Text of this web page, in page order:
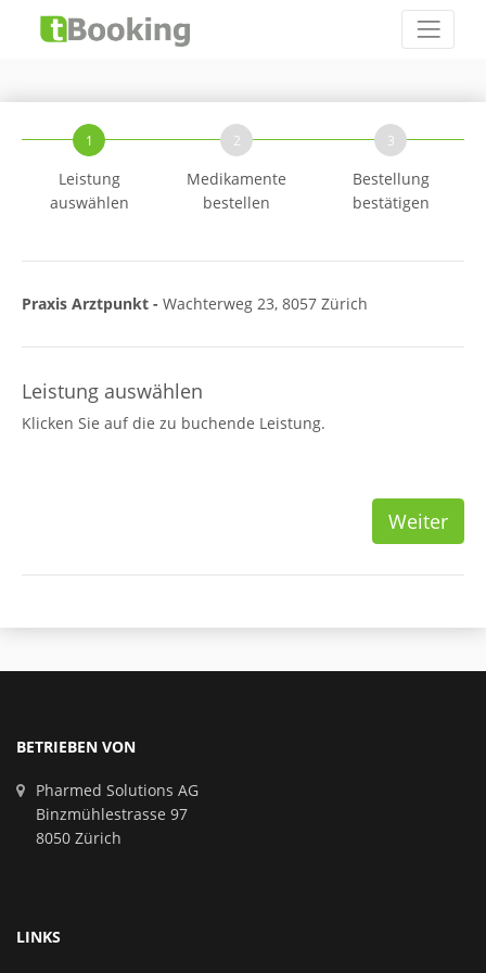
1
Leistung
auswählen
2
Medikamente
bestellen
3
Bestellung
bestätigen
Praxis Arztpunkt - Wachterweg 23, 8057 Zürich
Leistung auswählen
Klicken Sie auf die zu buchende Leistung.
Weiter
BETRIEBEN VON
Pharmed Solutions AG
Binzmühlestrasse 97
8050 Zürich
LINKS